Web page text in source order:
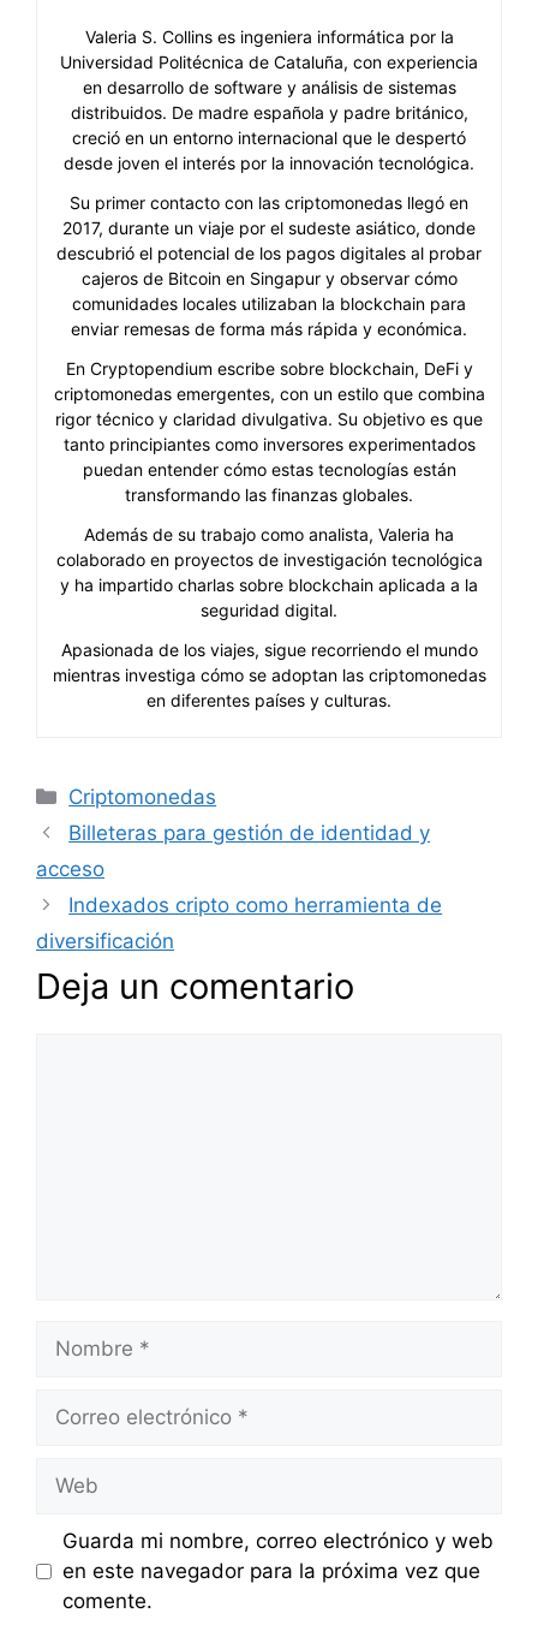
Valeria S. Collins es ingeniera informática por la
Universidad Politécnica de Cataluña, con experiencia
en desarrollo de software y análisis de sistemas
distribuidos. De madre española y padre británico,
creció en un entorno internacional que le despertó
desde joven el interés por la innovación tecnológica.
Su primer contacto con las criptomonedas llegó en
2017, durante un viaje por el sudeste asiático, donde
descubrió el potencial de los pagos digitales al probar
cajeros de Bitcoin en Singapur y observar cómo
comunidades locales utilizaban la blockchain para
enviar remesas de forma más rápida y económica.
En Cryptopendium escribe sobre blockchain, DeFi y
criptomonedas emergentes, con un estilo que combina
rigor técnico y claridad divulgativa. Su objetivo es que
tanto principiantes como inversores experimentados
puedan entender cómo estas tecnologías están
transformando las finanzas globales.
Además de su trabajo como analista, Valeria ha
colaborado en proyectos de investigación tecnológica
y ha impartido charlas sobre blockchain aplicada a la
seguridad digital.
Apasionada de los viajes, sigue recorriendo el mundo
mientras investiga cómo se adoptan las criptomonedas
en diferentes países y culturas.
Categorías
Criptomonedas
Billeteras para gestión de identidad y
acceso
Indexados cripto como herramienta de
diversificación
Deja un comentario
electrónico
Guarda mi nombre, correo electrónico y web
en este navegador para la próxima vez que
comente.